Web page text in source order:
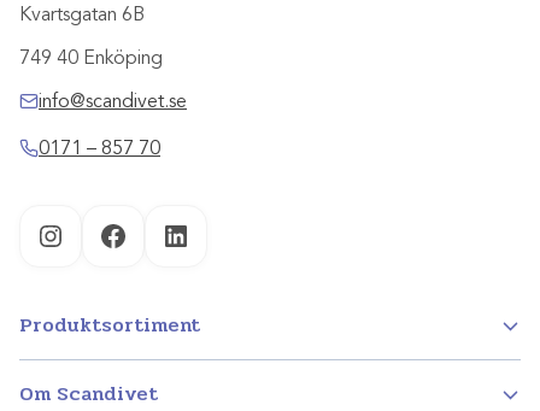
Kvartsgatan 6B
749 40 Enköping
info@scandivet.se
0171 – 857 70
InstagramFacebookLinkedIn
Produktsortiment
Om Scandivet